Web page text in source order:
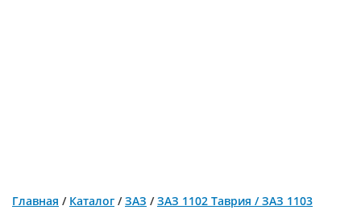
Главная / Каталог /ЗАЗ /ЗАЗ 1102 Таврия / ЗАЗ 1103